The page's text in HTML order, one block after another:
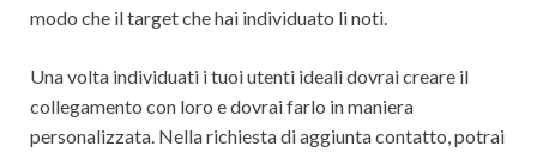
modo che il target che hai individuato li noti.
Una volta individuati i tuoi utenti ideali dovrai creare il
collegamento con loro e dovrai farlo in maniera
personalizzata. Nella richiesta di aggiunta contatto, potrai